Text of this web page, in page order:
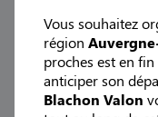
Vous souhaitez
région
proches est en
anticiper son
Blachon Valon